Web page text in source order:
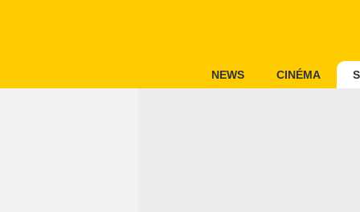
NEWS CINÉMA